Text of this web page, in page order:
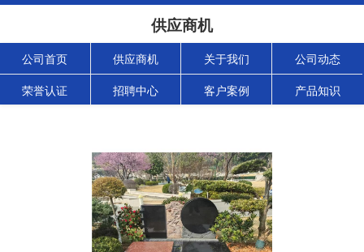
供应商机
公司首页 供应商机 关于我们 公司动态
荣誉认证 招聘中心 客户案例 产品知识